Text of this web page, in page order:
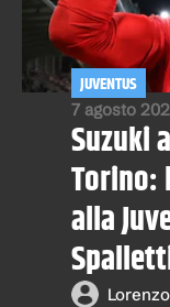
7 agosto
JUVENTUS
Suzuki
Torino:
alla